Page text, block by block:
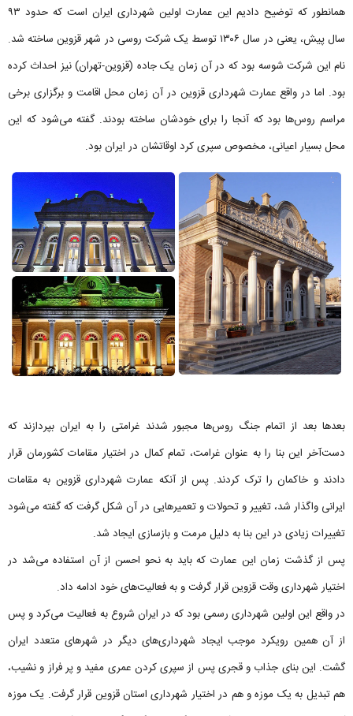
همانطور که توضیح دادیم این عمارت اولین شهرداری ایران است که حدود ۹۳
سال پیش، یعنی در سال ۱۳۰۶ توسط یک شرکت روسی در شهر قزوین ساخته شد.
نام این شرکت شوسه بود که در آن زمان یک جاده (قزوین-تهران) نیز احداث کرده
بود. اما در واقع عمارت شهرداری قزوین در آن زمان محل اقامت و برگزاری برخی
مراسم روس‌ها بود که آنجا را برای خودشان ساخته بودند. گفته می‌‎شود که این
محل بسیار اعیانی، مخصوص سپری کرد اوقاتشان در ایران بود.
بعدها بعد از اتمام جنگ روس‌ها مجبور شدند غرامتی را به ایران بپردازند که
دست‌آخر این بنا را به عنوان غرامت، تمام کمال در اختیار مقامات کشورمان قرار
دادند و خاکمان را ترک کردند. پس از آنکه عمارت شهرداری قزوین به مقامات
ایرانی واگذار شد، تغییر و تحولات و تعمیرهایی در آن شکل گرفت که گفته می‌شود
تغییرات زیادی در این بنا به دلیل مرمت و بازسازی ایجاد شد.
پس از گذشت زمان این عمارت که باید به نحو احسن از آن استفاده می‌شد در
اختیار شهرداری وقت قزوین قرار گرفت و به فعالیت‌های خود ادامه داد.
در واقع این اولین شهرداری رسمی بود که در ایران شروع به فعالیت می‌کرد و پس
از آن همین رویکرد موجب ایجاد شهرداری‌های دیگر در شهرهای متعدد ایران
گشت. این بنای جذاب و قجری پس از سپری کردن عمری مفید و پر فراز و نشیب،
هم تبدیل به یک موزه و هم در اختیار شهرداری استان قزوین قرار گرفت. یک موزه